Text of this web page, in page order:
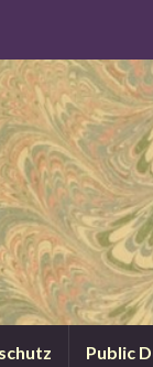
Public